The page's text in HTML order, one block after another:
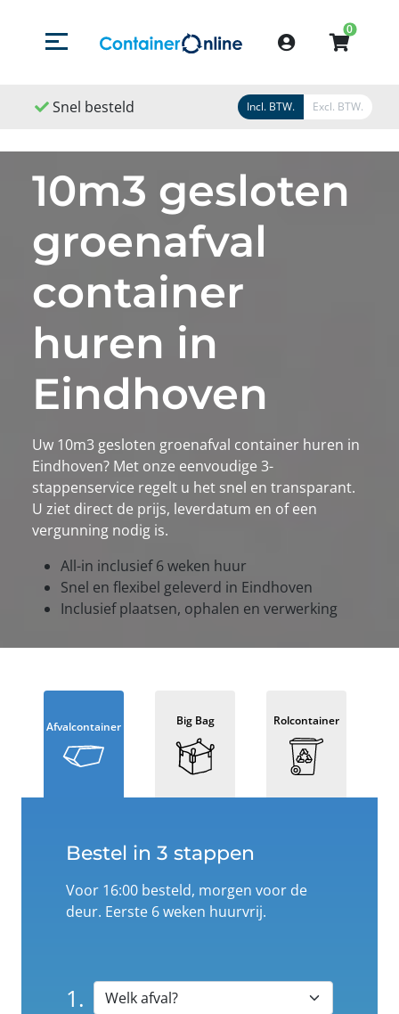
Menu openen/sluiten
Account
0
Snel besteld Snel geleverd Snel
Incl. BTW. Excl. BTW.
10m3 gesloten
groenafval
container
huren in
Eindhoven
Uw 10m3 gesloten groenafval container huren in
Eindhoven? Met onze eenvoudige 3-
stappenservice regelt u het snel en transparant.
U ziet direct de prijs, leverdatum en of een
vergunning nodig is.
All-in inclusief 6 weken huur
Snel en flexibel geleverd in Eindhoven
Inclusief plaatsen, ophalen en verwerking
Afvalcontainer Big Bag Rolcontainer
Bestel in 3 stappen
Voor 16:00 besteld, morgen voor de
deur. Eerste 6 weken huurvrij.
1.